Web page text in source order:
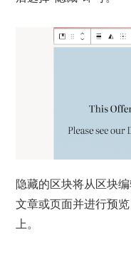
隐藏的区块将从区块
文章或页面并进行预
上。